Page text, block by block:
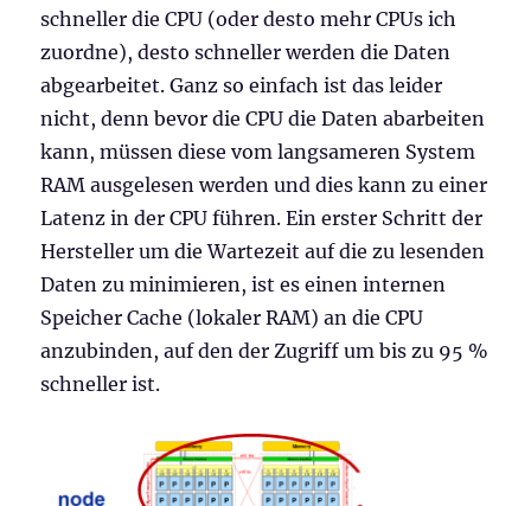
schneller die CPU (oder desto mehr CPUs ich
zuordne), desto schneller werden die Daten
abgearbeitet. Ganz so einfach ist das leider
nicht, denn bevor die CPU die Daten abarbeiten
kann, müssen diese vom langsameren System
RAM ausgelesen werden und dies kann zu einer
Latenz in der CPU führen. Ein erster Schritt der
Hersteller um die Wartezeit auf die zu lesenden
Daten zu minimieren, ist es einen internen
Speicher Cache (lokaler RAM) an die CPU
anzubinden, auf den der Zugriff um bis zu 95 %
schneller ist.